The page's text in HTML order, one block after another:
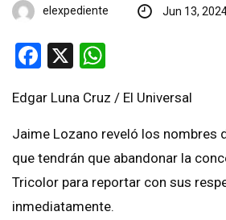
elexpediente Jun 13,
Facebook
X
Edgar Luna Cruz / El Universal
Jaime Lozano reveló los nombres
que tendrán que abandonar la
Tricolor para reportar con sus
inmediatamente.